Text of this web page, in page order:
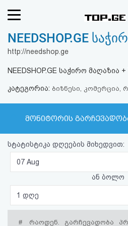
რეიტინგი
ფოსტა
კითხვა-
პასუხი
ავტორიზაცია
რეგისტრაცია
NEEDSHOP.GE
http://needshop.ge
NEEDSHOP.GE საჭირო მაღაზია
კატეგორია: ბიზნესი, კომერცია,
მონიტორის
სტატისტიკა დღეების მიხედვით:
07 Aug
ან ბოლო
1 დღე
# რაოდენ. გარჩევადობა